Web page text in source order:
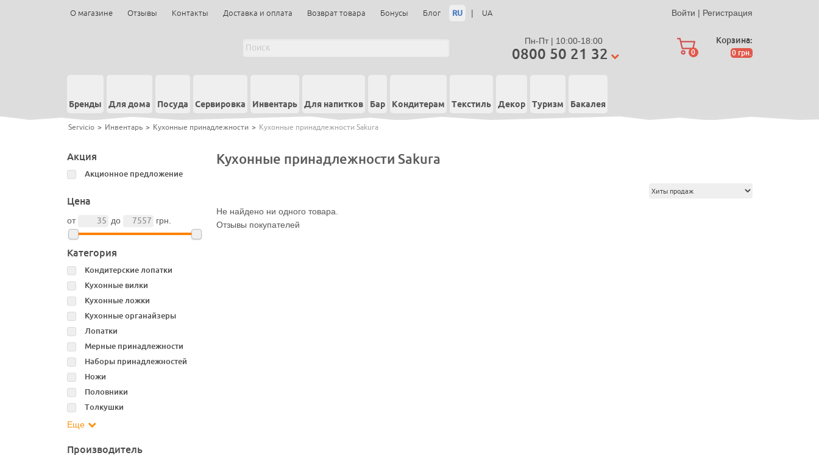
О магазине Отзывы Контакты Доставка и оплата Возврат товара Бонусы Блог RU | UA Войти | Регистрация
Пн-Пт | 10:00-18:00
0800 50 21 32 0
Корзина:
0 грн.
Бренды Для дома Посуда Сервировка Инвентарь Для напитков Бар Кондитерам Текстиль Декор Туризм Бакалея
Servicio > Инвентарь > Кухонные принадлежности > Кухонные принадлежности Sakura
Акция
Акционное предложение
Цена
от до грн.
Категория
Кондитерские лопатки
Кухонные вилки
Кухонные ложки
Кухонные органайзеры
Лопатки
Мерные принадлежности
Наборы принадлежностей
Ножи
Половники
Толкушки
Еще
Производитель
Кухонные принадлежности Sakura
Не найдено ни одного товара.
Отзывы покупателей